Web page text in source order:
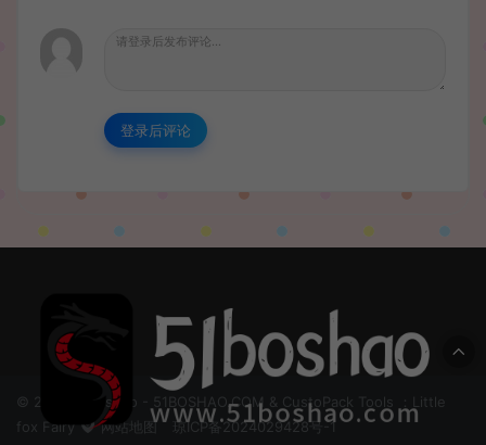
登录后评论
© 2024 51boshao - 51BOSHAO.COM & CustoPack Tools ：Little
fox Fairy
网站地图 琼ICP备2024029428号-1